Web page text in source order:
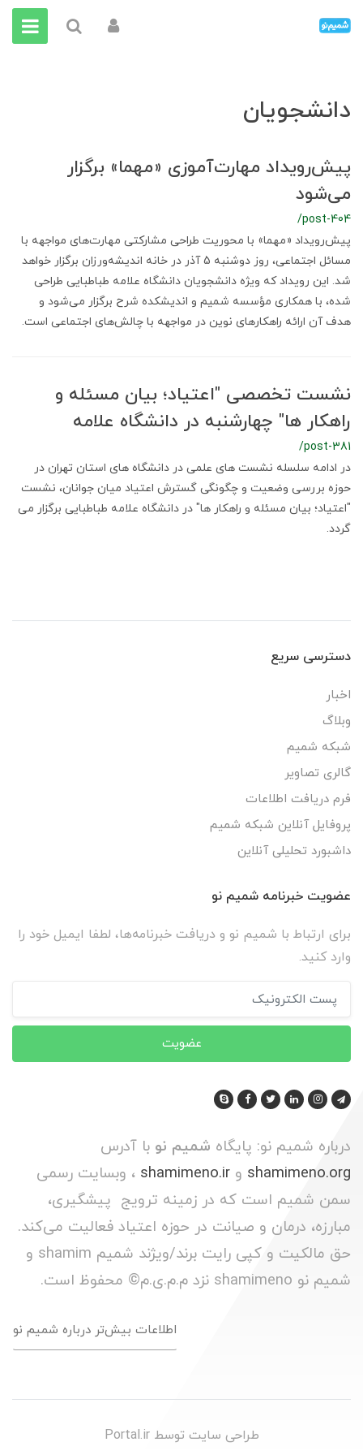
دانشجویان
پیش‌رویداد مهارت‌آموزی «مهما» برگزار
می‌شود
/post-404
پیش‌رویداد «مهما» با محوریت طراحی مشارکتی مهارت‌های مواجهه با
مسائل اجتماعی، روز دوشنبه 5 آذر در خانه اندیشه‌ورزان برگزار خواهد
شد. این رویداد که ویژه دانشجویان دانشگاه علامه طباطبایی طراحی
شده، با همکاری مؤسسه شمیم و اندیشکده شرح برگزار می‌شود و
هدف آن ارائه راهکارهای نوین در مواجهه با چالش‌های اجتماعی است.
نشست تخصصی "اعتیاد؛ بیان مسئله و
راهکار ها" چهارشنبه در دانشگاه علامه
/post-381
در ادامه سلسله نشست های علمی در دانشگاه های استان تهران در
حوزه بررسی وضعیت و چگونگی گسترش اعتیاد میان جوانان، نشست
"اعتیاد؛ بیان مسئله و راهکار ها" در دانشگاه علامه طباطبایی برگزار می
گردد.
دسترسی سریع
اخبار
وبلاگ
شبکه شمیم
گالری تصاویر
فرم دریافت اطلاعات
پروفایل آنلاین شبکه شمیم
داشبورد تحلیلی آنلاین
عضویت خبرنامه شمیم نو
برای ارتباط با شمیم نو و دریافت خبرنامه‌ها، لطفا ایمیل خود را
وارد کنید.
عضویت
درباره شمیم نو: پایگاه شمیم نو با آدرس
shamimeno.org و shamimeno.ir ، وبسایت رسمی
سمن شمیم است که در زمینه ترویج پیشگیری،
مبارزه، درمان و صیانت در حوزه اعتیاد فعالیت می‌کند.
حق مالکیت و کپی رایت برند/ویژند شمیم shamim و
شمیم نو shamimeno نزد م.م.ی.م© محفوظ است.
اطلاعات بیش‌تر درباره شمیم نو
طراحی سایت توسطPortal.ir